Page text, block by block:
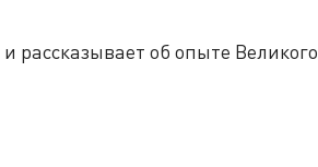
об опыте Великого